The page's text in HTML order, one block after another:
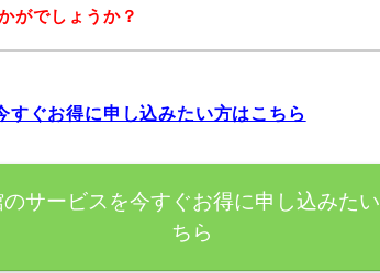
がでしょうか？
すぐお得に申し込みたい方はこちら
サービスを今すぐお得に申し込みた
ちら